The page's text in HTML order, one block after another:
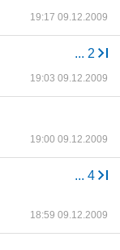
19:17 09.12.2009
... 2
19:03 09.12.2009
19:00 09.12.2009
... 4
18:59 09.12.2009